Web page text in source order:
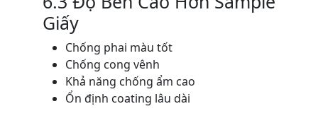
Giấy
Chống phai màu tốt
Chống cong vênh
Khả năng chống ẩm cao
Ổn định coating lâu dài